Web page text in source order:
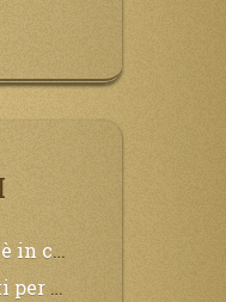
sarà oscurata.
saranno dolori.